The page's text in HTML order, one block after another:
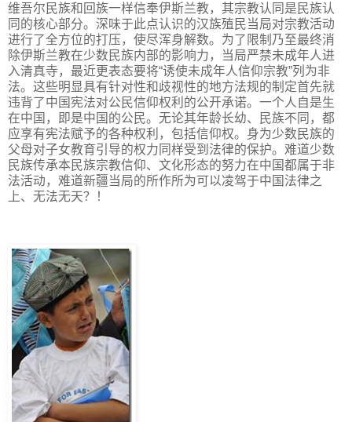
维吾尔民族和回族一样信奉伊斯兰教，其宗教认同是民族认
同的核心部分。深味于此点认识的汉族殖民当局对宗教活动
进行了全方位的打压，使尽浑身解数。为了限制乃至最终消
除伊斯兰教在少数民族内部的影响力，当局严禁未成年人进
入清真寺，最近更表态要将“诱使未成年人信仰宗教”列为非
法。这些明显具有针对性和歧视性的地方法规的制定首先就
违背了中国宪法对公民信仰权利的公开承诺。一个人自是生
在中国，即是中国的公民。无论其年龄长幼、民族不同，都
应享有宪法赋予的各种权利，包括信仰权。身为少数民族的
父母对子女教育引导的权力同样受到法律的保护。难道少数
民族传承本民族宗教信仰、文化形态的努力在中国都属于非
法活动，难道新疆当局的所作所为可以凌驾于中国法律之
上、无法无天？！